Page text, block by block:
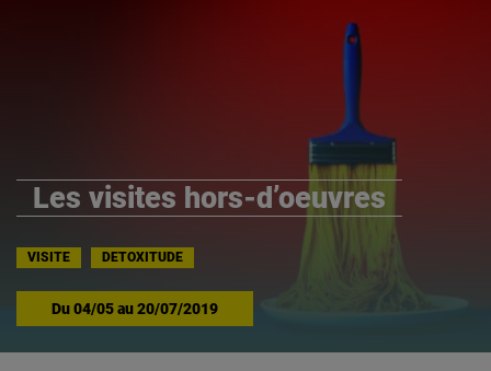
Les visites hors-d’oeuvres
VISITE DETOXITUDE
Du04/05au20/07/2019